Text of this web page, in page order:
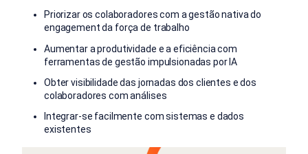
Priorizar os colaboradores com a gestão nativa do
engagement da força de trabalho
Aumentar a produtividade e a eficiência com
ferramentas de gestão impulsionadas por IA
Obter visibilidade das jornadas dos clientes e dos
colaboradores com análises
Integrar-se facilmente com sistemas e dados
existentes